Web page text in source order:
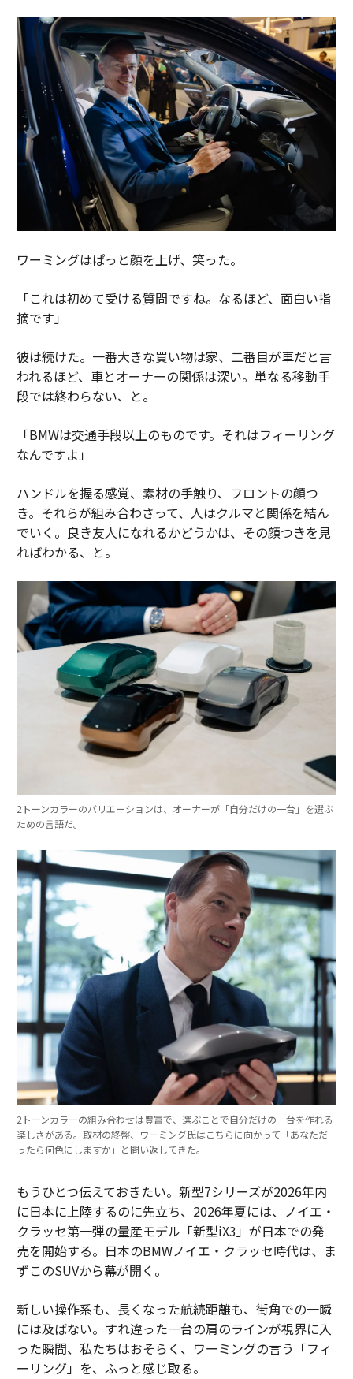
ワーミングはぱっと顔を上げ、笑った。
「これは初めて受ける質問ですね。なるほど、面白い指
摘です」
彼は続けた。一番大きな買い物は家、二番目が車だと言
われるほど、車とオーナーの関係は深い。単なる移動手
段では終わらない、と。
「BMWは交通手段以上のものです。それはフィーリング
なんですよ」
ハンドルを握る感覚、素材の手触り、フロントの顔つ
き。それらが組み合わさって、人はクルマと関係を結ん
でいく。良き友人になれるかどうかは、その顔つきを見
ればわかる、と。
2トーンカラーのバリエーションは、オーナーが「自分だけの一台」を選ぶ
ための言語だ。
2トーンカラーの組み合わせは豊富で、選ぶことで自分だけの一台を作れる
楽しさがある。取材の終盤、ワーミング氏はこちらに向かって「あなただ
ったら何色にしますか」と問い返してきた。
もうひとつ伝えておきたい。新型7シリーズが2026年内
に日本に上陸するのに先立ち、2026年夏には、ノイエ・
クラッセ第一弾の量産モデル「新型iX3」が日本での発
売を開始する。日本のBMWノイエ・クラッセ時代は、ま
ずこのSUVから幕が開く。
新しい操作系も、長くなった航続距離も、街角での一瞬
には及ばない。すれ違った一台の肩のラインが視界に入
った瞬間、私たちはおそらく、ワーミングの言う「フィ
ーリング」を、ふっと感じ取る。